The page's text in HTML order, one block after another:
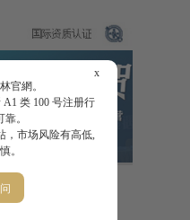
x
官網。
类 100 号注册行
。
，市场风险有高低,
。